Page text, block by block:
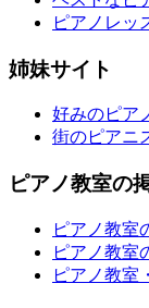
ピアノレッ
姉妹サイト
好みのピア
街のピアニ
ピアノ教室の
ピアノ教室
ピアノ教室
ピアノ教室